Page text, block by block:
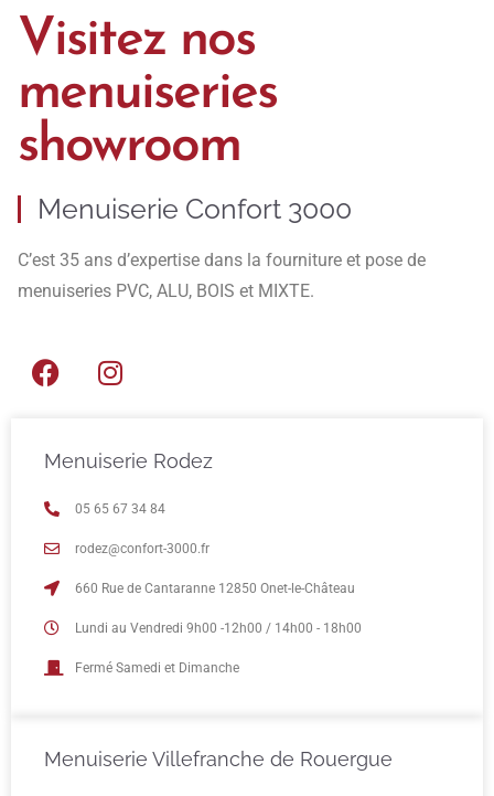
Visitez nos
menuiseries
showroom
Menuiserie Confort 3000
C’est 35 ans d’expertise dans la fourniture et pose de
menuiseries PVC, ALU, BOIS et MIXTE.
Menuiserie Rodez
05 65 67 34 84
rodez@confort-3000.fr
660 Rue de Cantaranne 12850 Onet-le-Château
Lundi au Vendredi 9h00 -12h00 / 14h00 - 18h00
Fermé Samedi et Dimanche
Menuiserie Villefranche de Rouergue